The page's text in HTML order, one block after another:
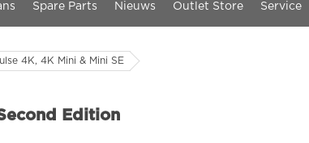
Spare Parts Nieuws Outlet Store Service
4K, 4K Mini & Mini SE
Edition